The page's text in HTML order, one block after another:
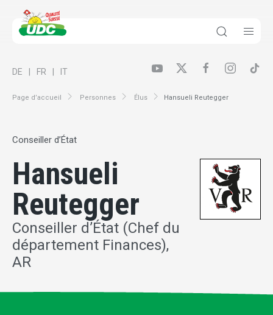
Page d’accueil Personnes Élus Hansueli Reutegger
DE FR IT
Conseiller d’État
Hansueli
Reutegger
Conseiller d’État (Chef du
département Finances),
AR